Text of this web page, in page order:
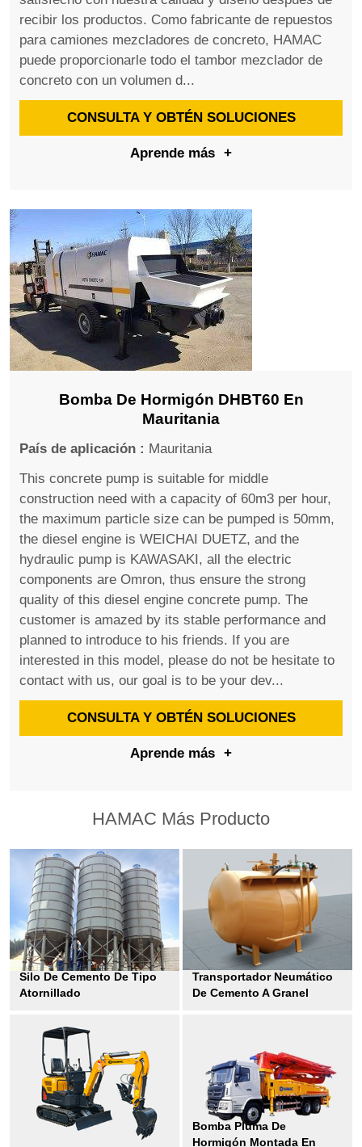
recibir los productos. Como fabricante de repuestos
para camiones mezcladores de concreto, HAMAC
puede proporcionarle todo el tambor mezclador de
concreto con un volumen d...
CONSULTA Y OBTÉN SOLUCIONES
Aprende más +
Bomba De Hormigón DHBT60 En
Mauritania
País de aplicación : Mauritania
This concrete pump is suitable for middle
construction need with a capacity of 60m3 per hour,
the maximum particle size can be pumped is 50mm,
the diesel engine is WEICHAI DUETZ, and the
hydraulic pump is KAWASAKI, all the electric
components are Omron, thus ensure the strong
quality of this diesel engine concrete pump. The
customer is amazed by its stable performance and
planned to introduce to his friends. If you are
interested in this model, please do not be hesitate to
contact with us, our goal is to be your dev...
CONSULTA Y OBTÉN SOLUCIONES
Aprende más +
HAMAC Más Producto
Silo De Cemento De Tipo
Atornillado
Transportador Neumático
De Cemento A Granel
Bomba Pluma De
Hormigón Montada En